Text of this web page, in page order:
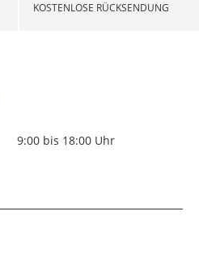
KOSTENLOSE RÜCKSENDUNG
9:00 bis 18:00 Uhr